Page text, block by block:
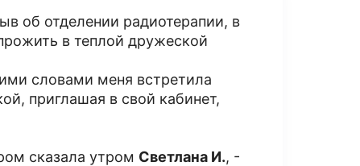
об отделении радиотерапии, в
в теплой дружеской
словами меня встретила
приглашая в свой кабинет,
сказала утром Светлана И., -